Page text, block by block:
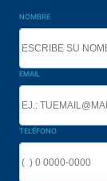
NOMBRE
EMAIL
TELÉFONO